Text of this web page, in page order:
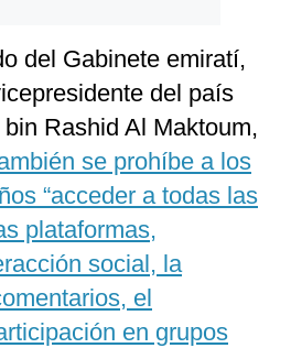
del Gabinete emiratí,
del país
Rashid Al Maktoum,
se prohíbe a los
“acceder a todas las
plataformas,
social, la
el
en grupos